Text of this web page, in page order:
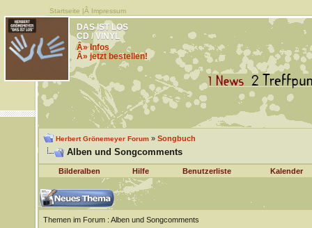
Startseite |Â Impressum
DAS IST LOS
CD / VINYL
Â» Infos
Â» jetzt bestellen!
Herbert Grönemeyer Forum» Songbuch
Alben und Songcomments
Bilderalben Hilfe Benutzerliste Kalender
Themen im Forum: Alben und Songcomments